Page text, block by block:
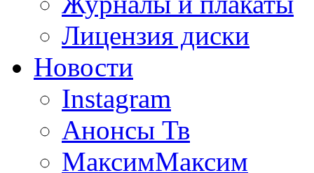
Лицензия диски
Новости
Instagram
Анонсы Тв
МаксимМаксим